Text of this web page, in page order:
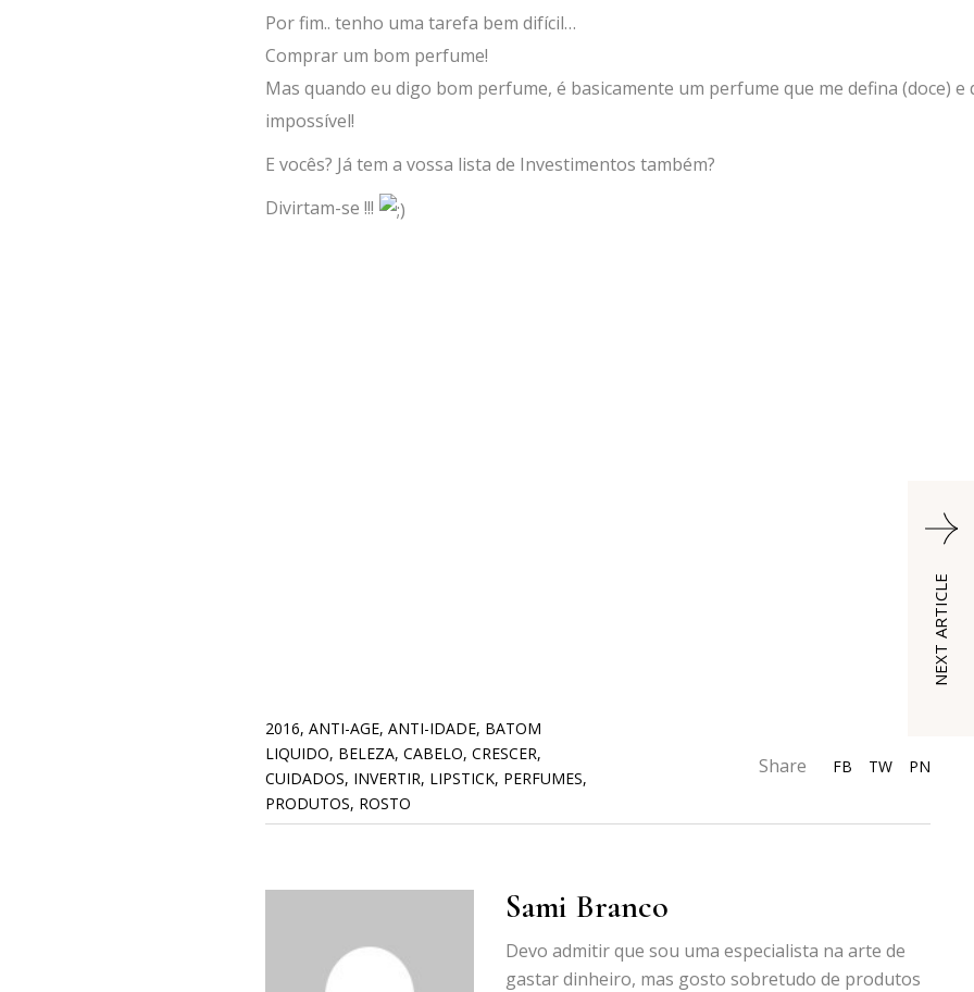
Por fim.. tenho uma tarefa bem difícil…
Comprar um bom perfume!
Mas quando eu digo bom perfume, é basicamente um perfume que me defina (doce)
impossível!
E vocês? Já tem a vossa lista de Investimentos também?
Divirtam-se !!!
2016, ANTI-AGE, ANTI-IDADE, BATOM
LIQUIDO, BELEZA, CABELO, CRESCER,
CUIDADOS, INVERTIR, LIPSTICK, PERFUMES,
PRODUTOS, ROSTO
Share FB TW PN
Sami Branco
Devo admitir que sou uma especialista na arte de
gastar dinheiro, mas gosto sobretudo de produtos
NEXT ARTICLE